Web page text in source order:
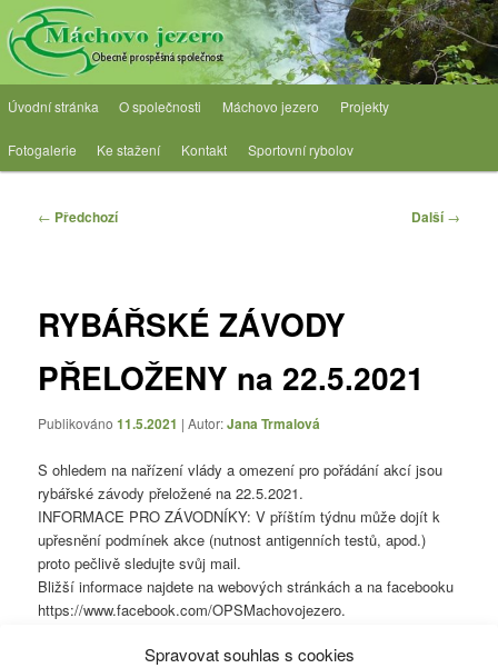
Spravovat souhlas s cookies
Přejít
k
hlavnímu
obsahu
webu OPS Máchovo jezero
Obecně prospěšná společnost
Hlavní
menu
Úvodní stránka O společnosti Máchovo jezero Projekty
Fotogalerie Ke stažení Kontakt Sportovní rybolov
Navigace
← Předchozí Další→
RYBÁŘSKÉ ZÁVODY
PŘELOŽENY na 22.5.2021
Publikováno11.5.2021 | Autor:Jana Trmalová
S ohledem na nařízení vlády a omezení pro pořádání akcí jsou
rybářské závody přeložené na 22.5.2021.
INFORMACE PRO ZÁVODNÍKY: V příštím týdnu může dojít k
upřesnění podmínek akce (nutnost antigenních testů, apod.)
proto pečlivě sledujte svůj mail.
Bližší informace najdete na webových stránkách a na facebooku
https://www.facebook.com/OPSMachovojezero.
Děkujeme za pochopení.DZ Pozvánka ryb. závody_korektura